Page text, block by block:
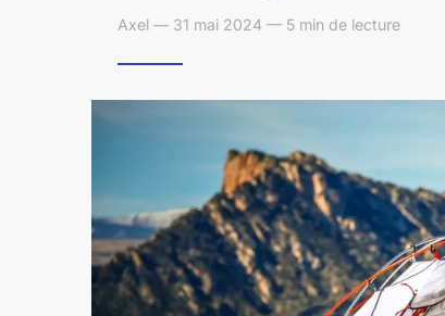
Axel — 31 mai 2024 — 5 min de lecture